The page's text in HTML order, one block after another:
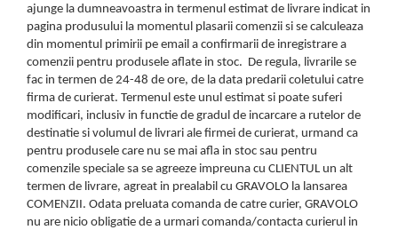
ajunge la dumneavoastra in termenul estimat de livrare indicat in
pagina produsului la momentul plasarii comenzii si se calculeaza
din momentul primirii pe email a confirmarii de inregistrare a
comenzii pentru produsele aflate in stoc. De regula, livrarile se
fac in termen de 24-48 de ore, de la data predarii coletului catre
firma de curierat. Termenul este unul estimat si poate suferi
modificari, inclusiv in functie de gradul de incarcare a rutelor de
destinatie si volumul de livrari ale firmei de curierat, urmand ca
pentru produsele care nu se mai afla in stoc sau pentru
comenzile speciale sa se agreeze impreuna cu CLIENTUL un alt
termen de livrare, agreat in prealabil cu GRAVOLO la lansarea
COMENZII. Odata preluata comanda de catre curier, GRAVOLO
nu are nicio obligatie de a urmari comanda/contacta curierul in